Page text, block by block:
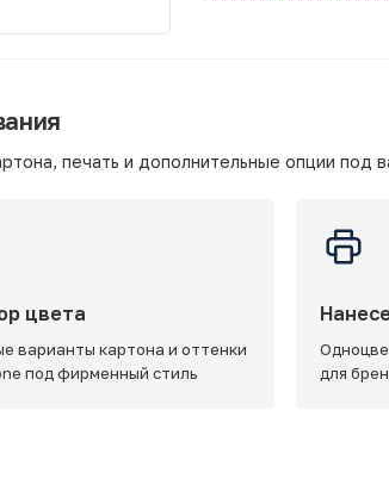
печать и дополнительные опции под
цвета
варианты картона и оттенки
под фирменный стиль
для